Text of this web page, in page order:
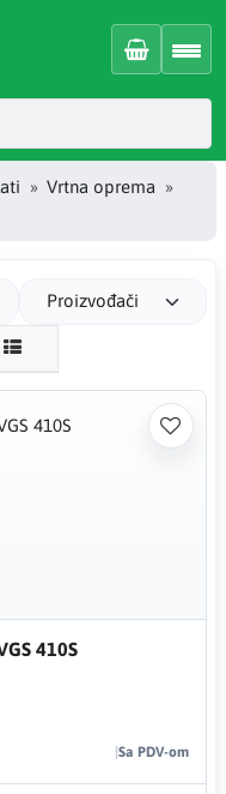
Vrtna oprema
Proizvođači
410S
Sa PDV-om